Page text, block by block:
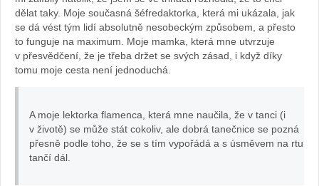
dělat taky. Moje současná šéfredaktorka, která mi ukázala, jak
se dá vést tým lidí absolutně nesobeckým způsobem, a přesto
to funguje na maximum. Moje mamka, která mne utvrzuje
v přesvědčení, že je třeba držet se svých zásad, i když díky
tomu moje cesta není jednoduchá.
A moje lektorka flamenca, která mne naučila, že v tanci (i
v životě) se může stát cokoliv, ale dobrá tanečnice se pozná
přesně podle toho, že se s tím vypořádá a s úsměvem na rtu
tančí dál.